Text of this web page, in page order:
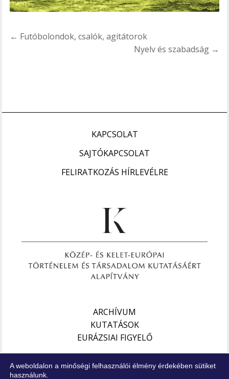
Bejegyzés
← Futóbolondok, csalók, agitátorok
Nyelv és szabadság →
KAPCSOLAT
SAJTÓKAPCSOLAT
FELIRATKOZÁS HÍRLEVÉLRE
ARCHÍVUM
KUTATÁSOK
EURÁZSIAI FIGYELŐ
Impresszum
A weboldalon a minőségi felhasználói élmény érdekében sütiket
használunk.